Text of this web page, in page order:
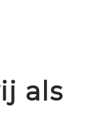
als